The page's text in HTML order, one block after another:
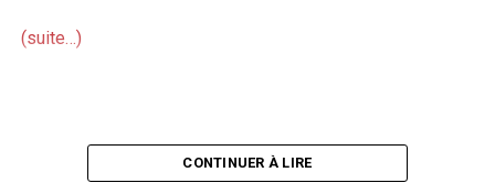
(suite…)
CONTINUER À LIRE